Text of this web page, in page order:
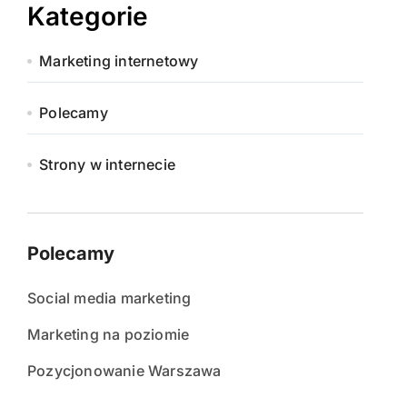
Kategorie
Marketing internetowy
Polecamy
Strony w internecie
Polecamy
Social media marketing
Marketing na poziomie
Pozycjonowanie Warszawa